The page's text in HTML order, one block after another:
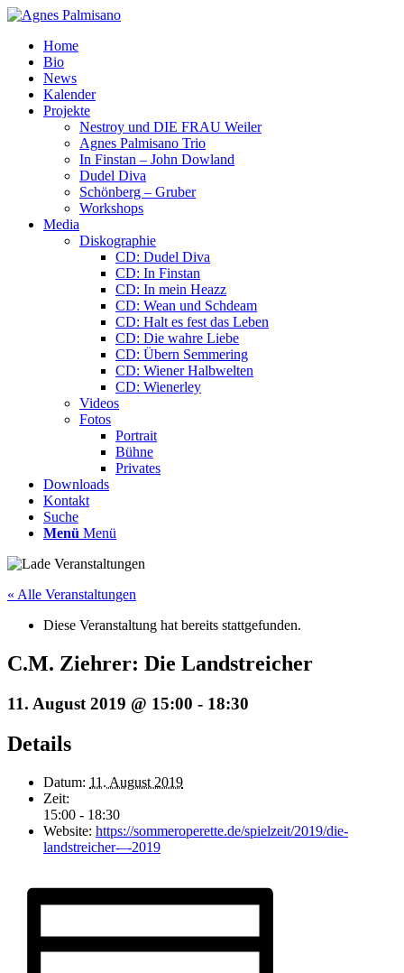
Home
Bio
News
Kalender
Projekte
Nestroy und DIE FRAU Weiler
Agnes Palmisano Trio
In Finstan – John Dowland
Dudel Diva
Schönberg – Gruber
Workshops
Media
Diskographie
CD: Dudel Diva
CD: In Finstan
CD: In mein Heazz
CD: Wean und Schdeam
CD: Halt es fest das Leben
CD: Die wahre Liebe
CD: Übern Semmering
CD: Wiener Halbwelten
CD: Wienerley
Videos
Fotos
Portrait
Bühne
Privates
Downloads
Kontakt
Suche
Menü Menü
« Alle Veranstaltungen
Diese Veranstaltung hat bereits stattgefunden.
C.M. Ziehrer: Die Landstreicher
11. August 2019 @ 15:00 - 18:30
Details
Datum: 11. August 2019
Zeit:
15:00 - 18:30
Website: https://sommeroperette.de/spielzeit/2019/die-
landstreicher-–-2019